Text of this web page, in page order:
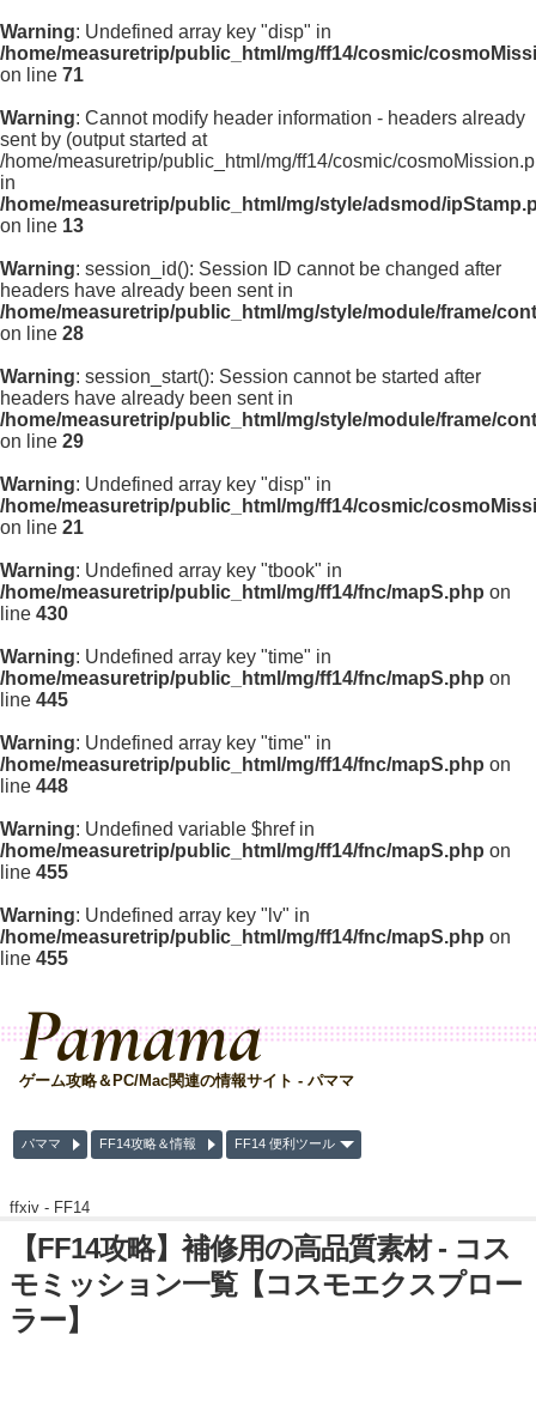
Warning: Undefined array key "disp" in
/home/measuretrip/public_html/mg/ff14/cosmic/
on line 71
Warning: Cannot modify header information - headers already
sent by (output started at
/home/measuretrip/public_html/mg/ff14/cosmic/
in
/home/measuretrip/public_html/mg/style/adsmod/
on line 13
Warning: session_id(): Session ID cannot be changed after
headers have already been sent in
/home/measuretrip/public_html/mg/style/module/frame/
on line 28
Warning: session_start(): Session cannot be started after
headers have already been sent in
/home/measuretrip/public_html/mg/style/module/frame/
on line 29
Warning: Undefined array key "disp" in
/home/measuretrip/public_html/mg/ff14/cosmic/
on line 21
Warning: Undefined array key "tbook" in
/home/measuretrip/public_html/mg/ff14/fnc/mapS.php on
line 430
Warning: Undefined array key "time" in
/home/measuretrip/public_html/mg/ff14/fnc/mapS.php on
line 445
Warning: Undefined array key "time" in
/home/measuretrip/public_html/mg/ff14/fnc/mapS.php on
line 448
Warning: Undefined variable $href in
/home/measuretrip/public_html/mg/ff14/fnc/mapS.php on
line 455
Warning: Undefined array key "lv" in
/home/measuretrip/public_html/mg/ff14/fnc/mapS.php on
line 455
Pamama
ゲーム攻略＆PC/Mac関連の情報サイト - パママ
パママ FF14攻略＆情報 FF14 便利ツール
ffxiv - FF14
【FF14攻略】補修用の高品質素材 - コス
モミッション一覧【コスモエクスプロー
ラー】